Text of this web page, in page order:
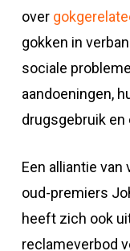
over
gokken in
sociale
aandoeningen,
drugsgebruik en
Een alliantie
oud-premiers
heeft zich ook
reclameverbod